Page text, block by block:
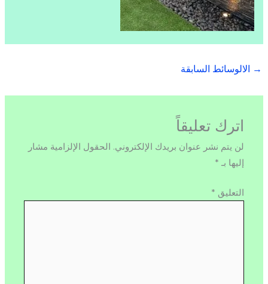
→ الالوسائط السابقة
اترك تعليقاً
لن يتم نشر عنوان بريدك الإلكتروني. الحقول الإلزامية مشار
إليها بـ *
التعليق *